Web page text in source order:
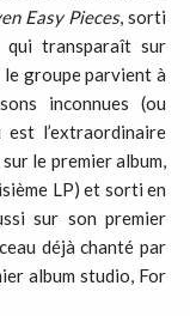
Easy Pieces, sorti
qui transparaît sur
le groupe parvient à
inconnues (ou
l’extraordinaire
le premier album,
LP) et sorti en
sur son premier
déjà chanté par
album studio, For